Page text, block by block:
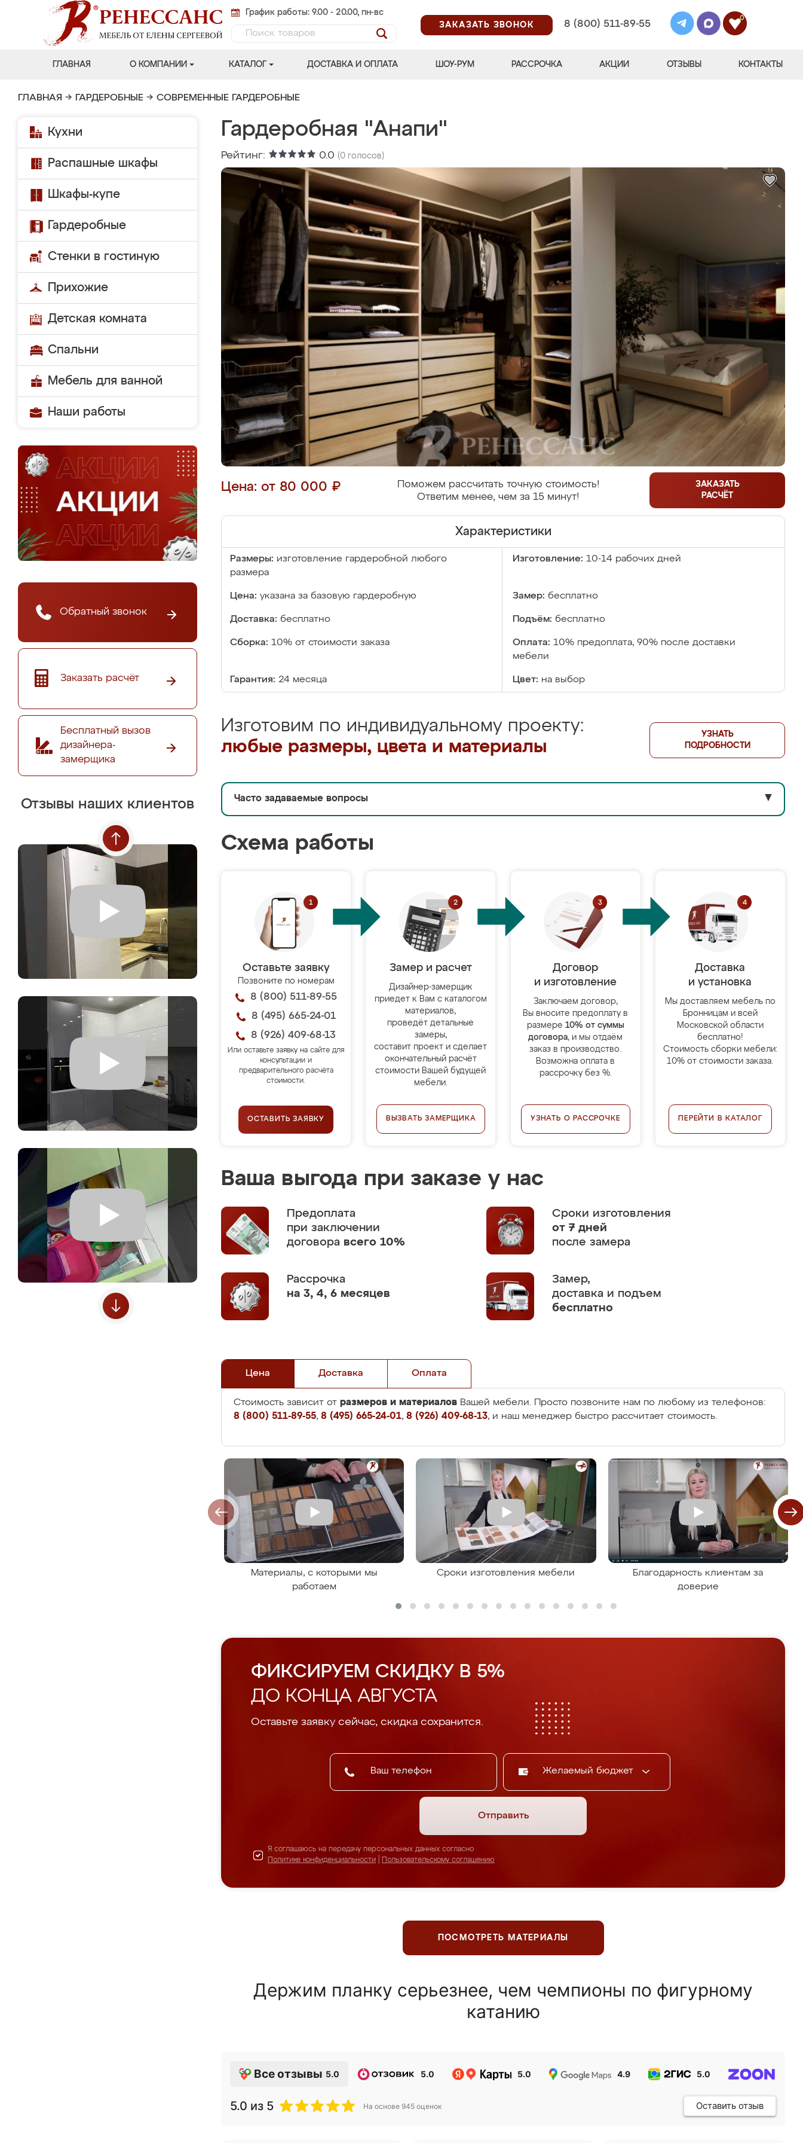
График работы: 9.00 - 20.00, пн-вс
ЗАКАЗАТЬ ЗВОНОК
8 (800) 511-89-55
0
ГЛАВНАЯ О КОМПАНИИ КАТАЛОГ ДОСТАВКА И ОПЛАТА ШОУ-РУМ РАССРОЧКА АКЦИИ ОТЗЫВЫ КОНТАКТЫ
ГЛАВНАЯ → ГАРДЕРОБНЫЕ → СОВРЕМЕННЫЕ ГАРДЕРОБНЫЕ
Кухни
Распашные шкафы
Шкафы-купе
Гардеробные
Стенки в гостиную
Прихожие
Детская комната
Спальни
Мебель для ванной
Наши работы
Обратный звонок
Заказать расчёт
Бесплатный вызов
дизайнера-
замерщика
Отзывы наших клиентов
Гардеробная "Анапи"
Рейтинг: 0.0 (0 голосов)
Цена: от 80 000 ₽
Поможем рассчитать точную стоимость!
Ответим менее, чем за 15 минут!
ЗАКАЗАТЬ
РАСЧЁТ
Характеристики
Размеры: изготовление гардеробной любого
размера
Изготовление: 10-14 рабочих дней
Цена: указана за базовую гардеробную Замер: бесплатно
Доставка: бесплатно Подъём: бесплатно
Сборка: 10% от стоимости заказа Оплата: 10% предоплата, 90% после доставки
мебели
Гарантия: 24 месяца Цвет: на выбор
Изготовим по индивидуальному проекту:
любые размеры, цвета и материалы
УЗНАТЬ
ПОДРОБНОСТИ
Часто задаваемые вопросы ▼
Схема работы
Оставьте заявку
Позвоните по номерам
8 (800) 511-89-55
8 (495) 665-24-01
8 (926) 409-68-13
Или оставьте заявку на сайте для
консультации и
предварительного расчёта
стоимости.
ОСТАВИТЬ ЗАЯВКУ
Замер и расчет
Дизайнер-замерщик
приедет к Вам с каталогом
материалов,
проведёт детальные
замеры,
составит проект и сделает
окончательный расчёт
стоимости Вашей будущей
мебели.
ВЫЗВАТЬ ЗАМЕРЩИКА
Договор
и изготовление
Заключаем договор,
Вы вносите предоплату в
размере 10% от суммы
договора, и мы отдаём
заказ в производство.
Возможна оплата в
рассрочку без %.
УЗНАТЬ О РАССРОЧКЕ
Доставка
и установка
Мы доставляем мебель по
Бронницам и всей
Московской области
бесплатно!
Стоимость сборки мебели:
10% от стоимости заказа.
ПЕРЕЙТИ В КАТАЛОГ
Ваша выгода при заказе у нас
Предоплата
при заключении
договора всего 10%
Сроки изготовления
от 7 дней
после замера
Рассрочка
на 3, 4, 6 месяцев
Замер,
доставка и подъем
бесплатно
Цена Доставка Оплата
Стоимость зависит от размеров и материалов Вашей мебели. Просто позвоните нам по любому из телефонов:
8 (800) 511-89-55, 8 (495) 665-24-01, 8 (926) 409-68-13, и наш менеджер быстро рассчитает стоимость.
Материалы, с которыми мы
работаем
Сроки изготовления мебели
Благодарность клиентам за
доверие
ФИКСИРУЕМ СКИДКУ В 5%
ДО КОНЦА АВГУСТА
Оставьте заявку сейчас, скидка сохранится.
Желаемый бюджет
Отправить
Я соглашаюсь на передачу персональных данных согласно
Политике конфиденциальности
Пользовательскому соглашению
ПОСМОТРЕТЬ МАТЕРИАЛЫ
Держим планку серьезнее, чем чемпионы по фигурному
катанию
Все отзывы 5.0 5.0 5.0 4.9 5.0
5.0 из 5 На основе 945 оценок Оставить отзыв